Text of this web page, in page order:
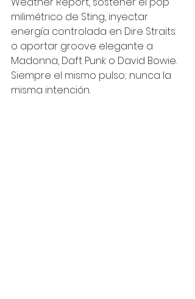
milimétrico de Sting, inyectar
energía controlada en Dire Straits
o aportar groove elegante a
Madonna, Daft Punk o David Bowie.
Siempre el mismo pulso; nunca la
misma intención.